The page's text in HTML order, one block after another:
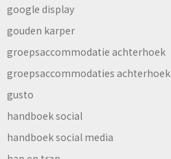
google display
gouden karper
groepsaccommodatie achterhoek
groepsaccommodaties achterhoek
gusto
handboek social
handboek social media